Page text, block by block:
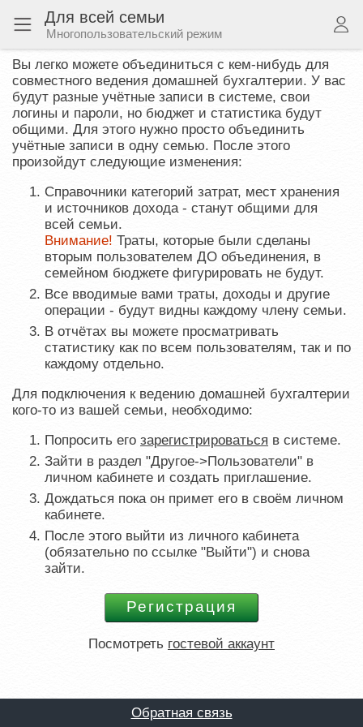
Для всей семьи
Многопользовательский режим
Вы легко можете объединиться с кем-нибудь для
совместного ведения домашней бухгалтерии. У вас
будут разные учётные записи в системе, свои
логины и пароли, но бюджет и статистика будут
общими. Для этого нужно просто объединить
учётные записи в одну семью. После этого
произойдут следующие изменения:
Справочники категорий затрат, мест хранения
и источников дохода - станут общими для
всей семьи.
Внимание! Траты, которые были сделаны
вторым пользователем ДО объединения, в
семейном бюджете фигурировать не будут.
Все вводимые вами траты, доходы и другие
операции - будут видны каждому члену семьи.
В отчётах вы можете просматривать
статистику как по всем пользователям, так и по
каждому отдельно.
Для подключения к ведению домашней бухгалтерии
кого-то из вашей семьи, необходимо:
Попросить его зарегистрироваться в системе.
Зайти в раздел "Другое->Пользователи" в
личном кабинете и создать приглашение.
Дождаться пока он примет его в своём личном
кабинете.
После этого выйти из личного кабинета
(обязательно по ссылке "Выйти") и снова
зайти.
Посмотреть гостевой аккаунт
Обратная связь